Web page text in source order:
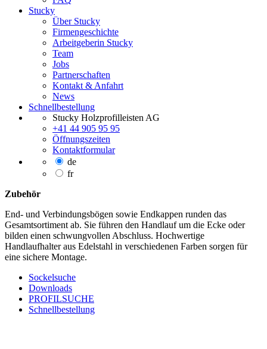
Stucky
Über Stucky
Firmengeschichte
Arbeitgeberin Stucky
Team
Jobs
Partnerschaften
Kontakt & Anfahrt
News
Schnellbestellung
Stucky Holzprofilleisten AG
+41 44 905 95 95
Öffnungszeiten
Kontaktformular
de
fr
Zubehör
End- und Verbindungsbögen sowie Endkappen runden das
Gesamtsortiment ab. Sie führen den Handlauf um die Ecke oder
bilden einen schwungvollen Abschluss. Hochwertige
Handlaufhalter aus Edelstahl in verschiedenen Farben sorgen für
eine sichere Montage.
Sockelsuche
Downloads
PROFILSUCHE
Schnellbestellung